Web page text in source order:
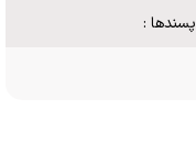
پسندها :